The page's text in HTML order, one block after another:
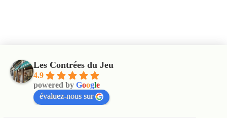
Les Contrées du Jeu
4.9
powered by Google
évaluez-nous sur